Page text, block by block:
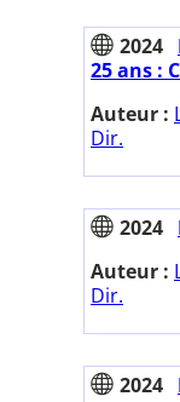
2024
25 ans :
Auteur :
Dir.
2024
Auteur :
Dir.
2024